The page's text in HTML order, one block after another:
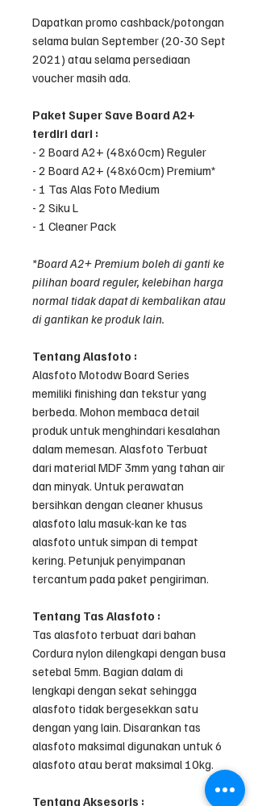
Dapatkan promo cashback/potongan
selama bulan September (20-30 Sept
2021) atau selama persediaan
voucher masih ada.
Paket Super Save Board A2+
terdiri dari :
- 2 Board A2+ (48x60cm) Reguler
- 2 Board A2+ (48x60cm) Premium*
- 1 Tas Alas Foto Medium
- 2 Siku L
- 1 Cleaner Pack
*Board A2+ Premium boleh di ganti ke
pilihan board reguler, kelebihan harga
normal tidak dapat di kembalikan atau
di gantikan ke produk lain.
Tentang Alasfoto :
Alasfoto Motodw Board Series
memiliki finishing dan tekstur yang
berbeda. Mohon membaca detail
produk untuk menghindari kesalahan
dalam memesan. Alasfoto Terbuat
dari material MDF 3mm yang tahan air
dan minyak. Untuk perawatan
bersihkan dengan cleaner khusus
alasfoto lalu masuk-kan ke tas
alasfoto untuk simpan di tempat
kering. Petunjuk penyimpanan
tercantum pada paket pengiriman.
Tentang Tas Alasfoto :
Tas alasfoto terbuat dari bahan
Cordura nylon dilengkapi dengan busa
setebal 5mm. Bagian dalam di
lengkapi dengan sekat sehingga
alasfoto tidak bergesekkan satu
dengan yang lain. Disarankan tas
alasfoto maksimal digunakan untuk 6
alasfoto atau berat maksimal 10kg.
Tentang Aksesoris :